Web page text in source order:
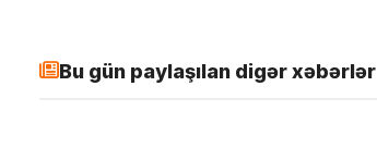
Bu gün paylaşılan digər xəbərlər